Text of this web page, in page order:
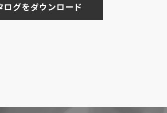
ログをダウンロード